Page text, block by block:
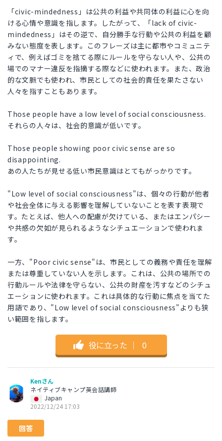
「civic-mindedness」は公共の利益や共同体の利益に心を向
ける心情や意識を指します。したがって、「lack of civic-
mindedness」はその逆で、自分勝手な行動や公共の利益を顧
みない態度を表します。このフレーズは主に都市やコミュニテ
ィで、例えばゴミを捨てる際にルールを守らない人や、公共の
場でのマナー違反を指摘する際などに使われます。また、政治
的な文脈でも使われ、市民としての社会的責任を果たさない
人々を指すこともあります。
Those people have a low level of social consciousness.
それらの人々は、社会的意識が低いです。
Those people showing poor civic sense are so
disappointing.
あの人たちが見せる低い市民意識はとてもがっかりです。
"Low level of social consciousness"は、個々の行動が他者
や社会全体に与える影響を理解していないことを表す表現で
す。たとえば、他人への配慮が欠けている、またはエンパシー
や共感の欠如が見られるようなシチュエーションで使われま
す。
一方、"Poor civic sense"は、市民としての義務や責任を理解
または尊重していない人を示します。これは、公共の場所での
行動ルールや法律を守らない、公共の財産を汚すなどのシチュ
エーションに使われます。これは具体的な行動に焦点を当てた
用語であり、"Low level of social consciousness"よりも狭
い範囲を指します。
役に立った ｜ 0
Kenさん
ネイティブキャンプ英会話講師
Japan
2022/12/24 17:03
回答